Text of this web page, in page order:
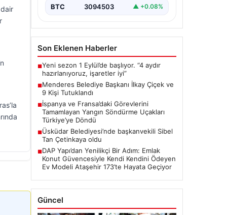
BTC 3094503 ▲ +0.08%
Son Eklenen Haberler
■Yeni sezon 1 Eylül’de başlıyor. “4 aydır
hazırlanıyoruz, işaretler iyi”
■Menderes Belediye Başkanı İlkay Çiçek ve
9 Kişi Tutuklandı
■İspanya ve Fransa’daki Görevlerini
Tamamlayan Yangın Söndürme Uçakları
Türkiye’ye Döndü
■Üsküdar Belediyesi’nde başkanvekili Sibel
Tan Çetinkaya oldu
■DAP Yapı’dan Yenilikçi Bir Adım: Emlak
Konut Güvencesiyle Kendi Kendini Ödeyen
Ev Modeli Ataşehir 173’te Hayata Geçiyor
Güncel